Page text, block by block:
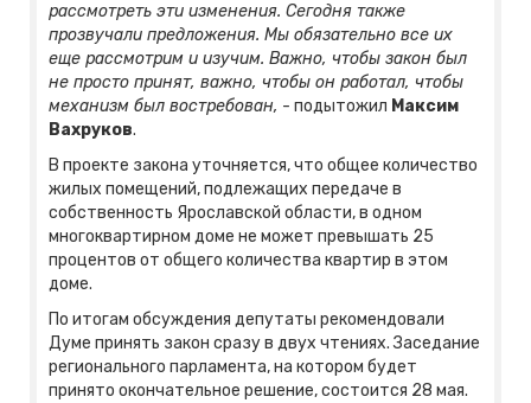
рассмотреть эти изменения. Сегодня также
прозвучали предложения. Мы обязательно все их
еще рассмотрим и изучим. Важно, чтобы закон был
не просто принят, важно, чтобы он работал, чтобы
механизм был востребован, - подытожил Максим
Вахруков.
В проекте закона уточняется, что общее количество
жилых помещений, подлежащих передаче в
собственность Ярославской области, в одном
многоквартирном доме не может превышать 25
процентов от общего количества квартир в этом
доме.
По итогам обсуждения депутаты рекомендовали
Думе принять закон сразу в двух чтениях. Заседание
регионального парламента, на котором будет
принято окончательное решение, состоится 28 мая.